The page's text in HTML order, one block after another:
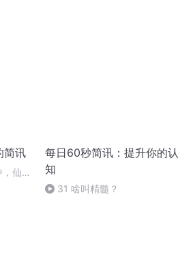
简讯
仙女
每日60秒简讯：提升你的认
知
31 啥叫精髓？